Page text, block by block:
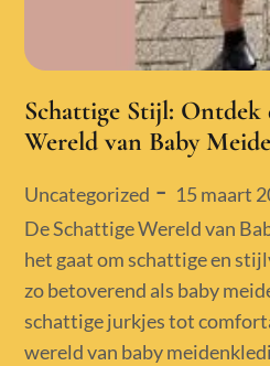
Schattige Stijl: Ontdek
Wereld van Baby
Uncategorized
Posted
on
15 maart
De Schattige Wereld van
het gaat om schattige en
zo betoverend als baby
schattige jurkjes tot
wereld van baby